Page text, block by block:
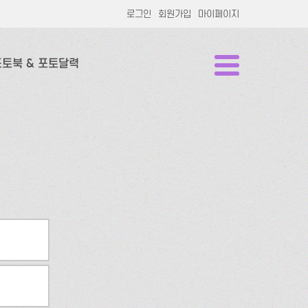
로그인 회원가입 마이페이지
북 & 포토달력